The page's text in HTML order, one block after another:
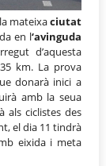
mateixaciutat
en l‘avinguda
d’aquesta
km. La prova
donarà inici a
amb la seua
als ciclistes des
el dia 11 tindrà
eixida i meta